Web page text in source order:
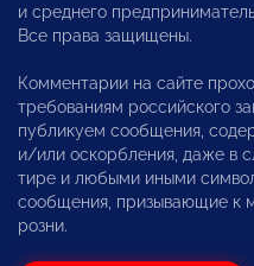
и среднего
Все права защищены.
Комментарии на сайте
требованиям российского
публикуем сообщения,
и/или оскорбления, даже в
тире и любыми иными
сообщения, призывающие к
розни.